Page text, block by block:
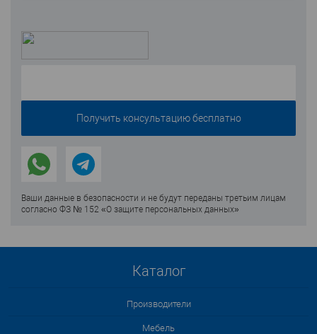
Ваши данные в безопасности и не будут переданы третьим лицам
согласно ФЗ № 152 «О защите персональных данных»
Каталог
Производители
Мебель